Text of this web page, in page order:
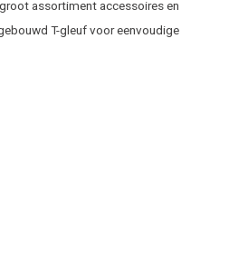
assortiment accessoires en
T-gleuf voor eenvoudige